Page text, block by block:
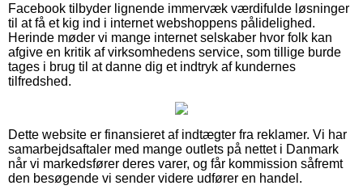
Facebook tilbyder lignende immervæk værdifulde løsninger
til at få et kig ind i internet webshoppens pålidelighed.
Herinde møder vi mange internet selskaber hvor folk kan
afgive en kritik af virksomhedens service, som tillige burde
tages i brug til at danne dig et indtryk af kundernes
tilfredshed.
Dette website er finansieret af indtægter fra reklamer. Vi har
samarbejdsaftaler med mange outlets på nettet i Danmark
når vi markedsfører deres varer, og får kommission såfremt
den besøgende vi sender videre udfører en handel.